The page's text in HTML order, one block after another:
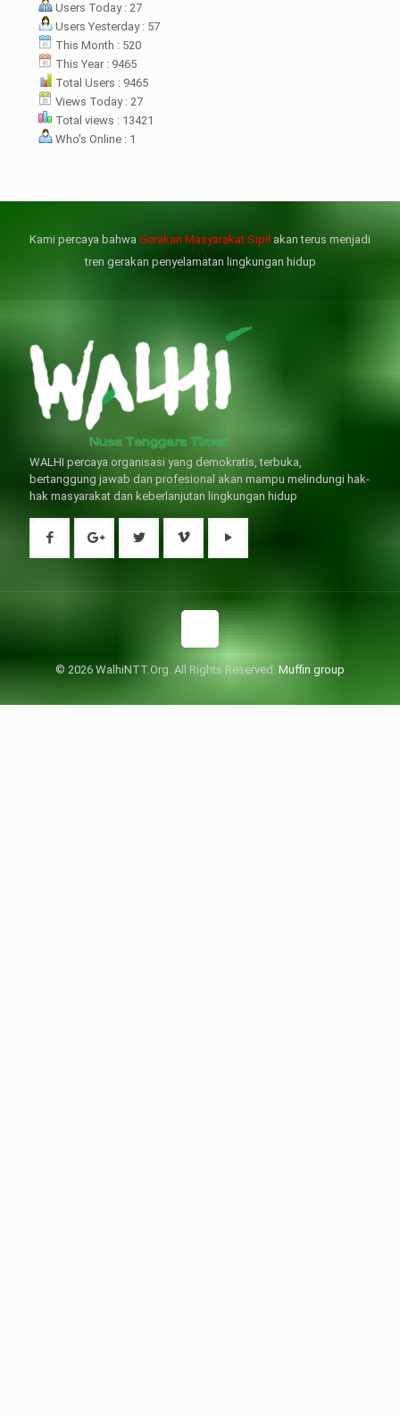
Users Today : 27
Users Yesterday : 57
This Month : 520
This Year : 9465
Total Users : 9465
Views Today : 27
Total views : 13421
Who's Online : 1
masyarakat dua desa
bukan merupakan
pertama ke
ATR/ BPN. Warga
kunjungan kali ini membuat
ATR/BPN
penyelesaian
agraria di desa mereka.
壯陽藥台灣購物
情感來說不管是ED患者自己還
生活肯定都是非常不滿意的，
而鋼, 因此只要了解避免了以上禁
症，現有的臨床經驗來看，在醫
犀利士壯陽藥線上購買
康、動脈血管健康，使心臟動泵
，從而引起器質性勃起功能障
（陽痿）。犀利士的副作用類
，所以亦會加重犀利士副作用症
Kami percaya bahwa Gerakan Masyarakat Sipil akan terus menjadi
tren gerakan penyelamatan lingkungan hidup
WALHI percaya organisasi yang demokratis, terbuka,
bertanggung jawab dan profesional akan mampu melindungi hak-
hak masyarakat dan keberlanjutan lingkungan hidup
© 2026 WalhiNTT.Org. All Rights Reserved. Muffin group